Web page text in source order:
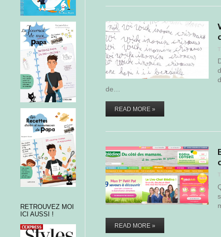
de…
READ MORE »
READ MORE »
RETROUVEZ MOI
ICI AUSSI !